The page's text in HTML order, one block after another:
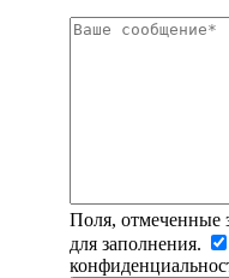
Поля, отмеченные
для заполнения.